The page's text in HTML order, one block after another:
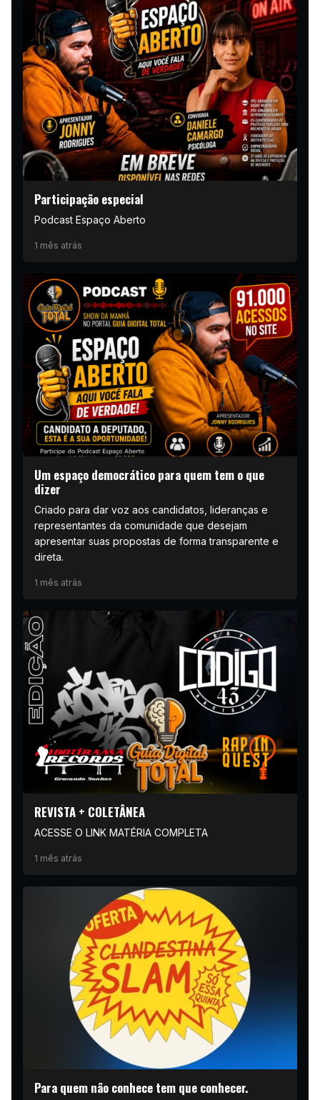
Participação especial
Podcast Espaço Aberto
1 mês atrás
Um espaço democrático para quem tem o que
dizer
Criado para dar voz aos candidatos, lideranças e
representantes da comunidade que desejam
apresentar suas propostas de forma transparente e
direta.
1 mês atrás
REVISTA + COLETÂNEA
ACESSE O LINK MATÉRIA COMPLETA
1 mês atrás
Para quem não conhece tem que conhecer.